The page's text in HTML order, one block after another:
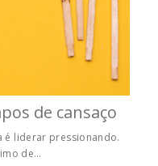
de cansaço
é liderar pressionando.
de…